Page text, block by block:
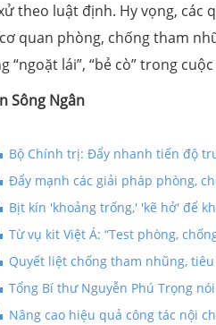
theo luật định. Hy vọng, các
quan phòng, chống tham
“ngoặt lái”, “bẻ cò” trong
Sông Ngân
Bộ Chính trị: Đẩy nhanh tiến độ
Đẩy mạnh các giải pháp phòng,
Bịt kín 'khoảng trống,' 'kẽ hở' để
Từ vụ kit Việt Á: “Test phòng,
Quyết liệt chống tham nhũng,
Tổng Bí thư Nguyễn Phú Trọng
Nâng cao hiệu quả công tác nội